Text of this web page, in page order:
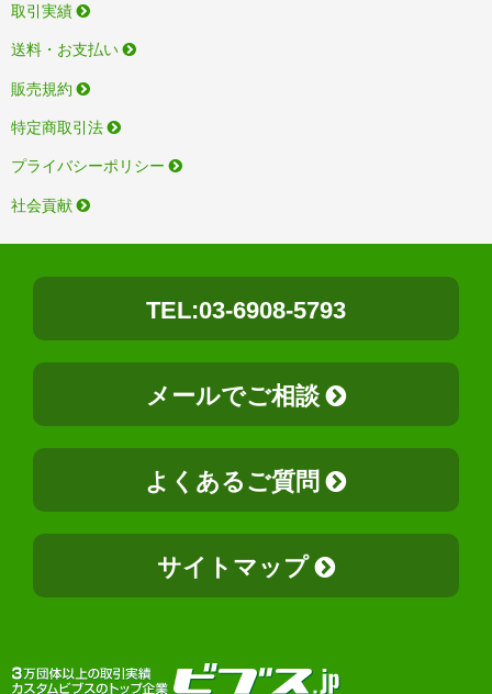
取引実績
送料・お支払い
販売規約
特定商取引法
プライバシーポリシー
社会貢献
TEL:03-6908-5793
メールでご相談
よくあるご質問
サイトマップ